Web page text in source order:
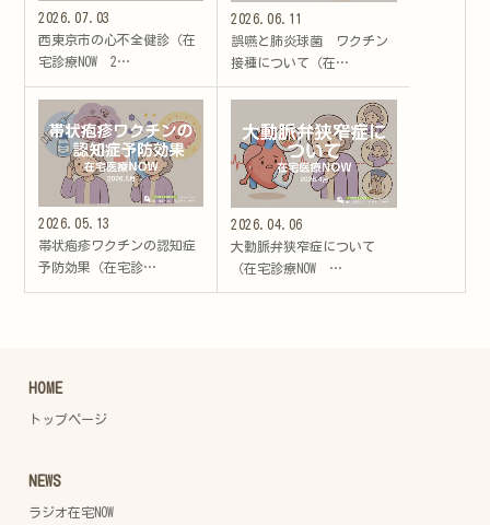
2026.07.03
西東京市の心不全健診（在
宅診療NOW 2…
2026.06.11
誤嚥と肺炎球菌 ワクチン
接種について（在…
2026.05.13
帯状疱疹ワクチンの認知症
予防効果（在宅診…
2026.04.06
大動脈弁狭窄症について
（在宅診療NOW …
HOME
トップページ
NEWS
ラジオ在宅NOW